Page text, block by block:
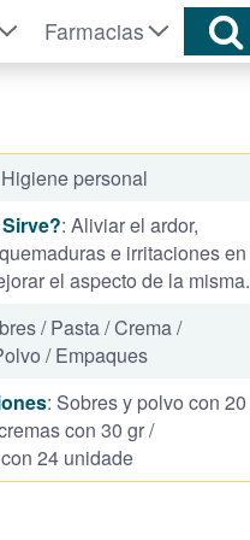
Farmacias
personal
: Aliviar el ardor,
e irritaciones en
el aspecto de la misma.
/ Pasta / Crema /
/ Empaques
: Sobres y polvo con 20
con 30 gr /
24 unidade